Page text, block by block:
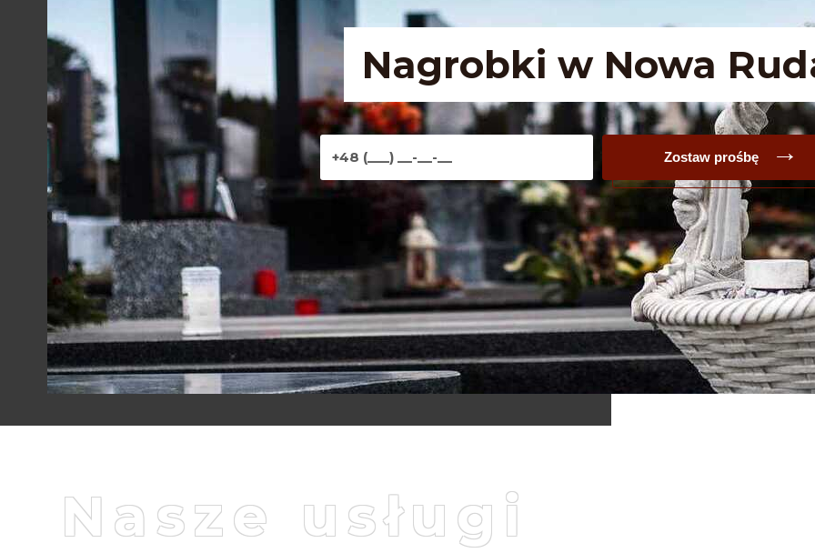
Nagrobki w Nowa
Zostaw prośbę
Nasze usługi